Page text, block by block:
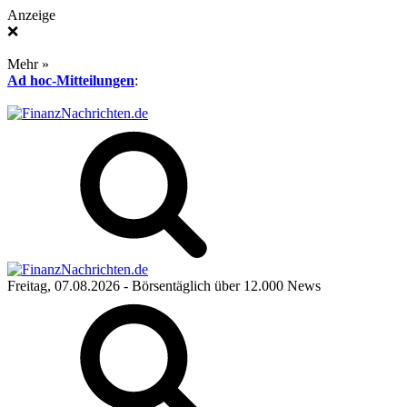
Anzeige
❌
Mehr »
Ad hoc-Mitteilungen:
Freitag, 07.08.2026 - Börsentäglich über 12.000 News